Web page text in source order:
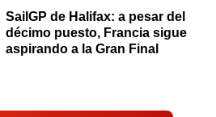
SailGP de Halifax: a pesar del
décimo puesto, Francia sigue
aspirando a la Gran Final